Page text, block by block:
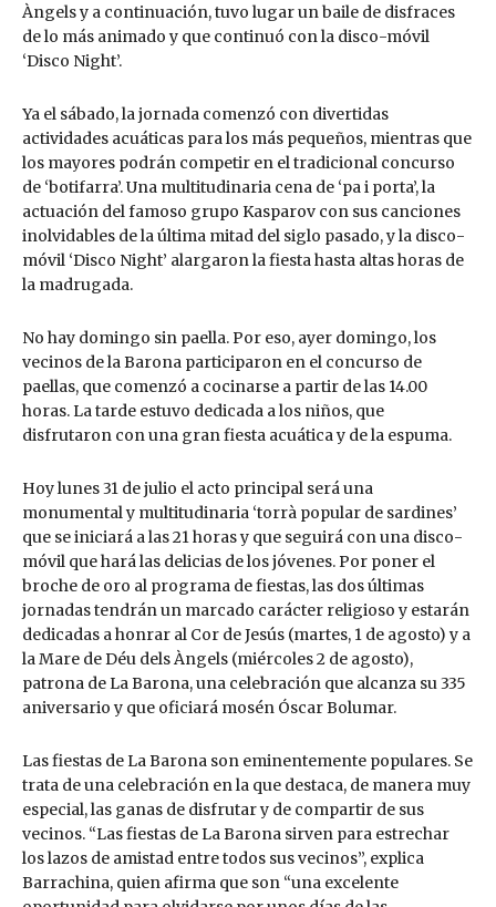
Àngels y a continuación, tuvo lugar un baile de disfraces
de lo más animado y que continuó con la disco-móvil
‘Disco Night’.
Ya el sábado, la jornada comenzó con divertidas
actividades acuáticas para los más pequeños, mientras que
los mayores podrán competir en el tradicional concurso
de ‘botifarra’. Una multitudinaria cena de ‘pa i porta’, la
actuación del famoso grupo Kasparov con sus canciones
inolvidables de la última mitad del siglo pasado, y la disco-
móvil ‘Disco Night’ alargaron la fiesta hasta altas horas de
la madrugada.
No hay domingo sin paella. Por eso, ayer domingo, los
vecinos de la Barona participaron en el concurso de
paellas, que comenzó a cocinarse a partir de las 14.00
horas. La tarde estuvo dedicada a los niños, que
disfrutaron con una gran fiesta acuática y de la espuma.
Hoy lunes 31 de julio el acto principal será una
monumental y multitudinaria ‘torrà popular de sardines’
que se iniciará a las 21 horas y que seguirá con una disco-
móvil que hará las delicias de los jóvenes. Por poner el
broche de oro al programa de fiestas, las dos últimas
jornadas tendrán un marcado carácter religioso y estarán
dedicadas a honrar al Cor de Jesús (martes, 1 de agosto) y a
la Mare de Déu dels Àngels (miércoles 2 de agosto),
patrona de La Barona, una celebración que alcanza su 335
aniversario y que oficiará mosén Óscar Bolumar.
Las fiestas de La Barona son eminentemente populares. Se
trata de una celebración en la que destaca, de manera muy
especial, las ganas de disfrutar y de compartir de sus
vecinos. “Las fiestas de La Barona sirven para estrechar
los lazos de amistad entre todos sus vecinos”, explica
Barrachina, quien afirma que son “una excelente